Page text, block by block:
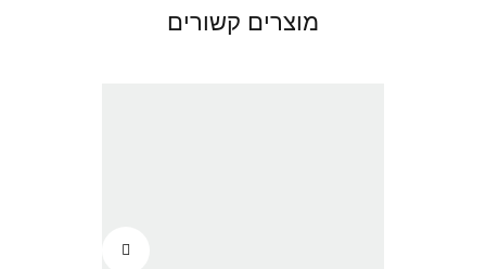
מוצרים קשורים